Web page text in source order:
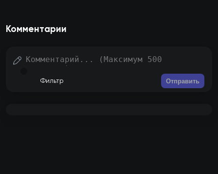
Комментарии
Фильтр Отправить